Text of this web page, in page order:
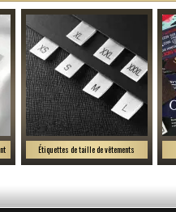
Étiquettes de taille de vêtements